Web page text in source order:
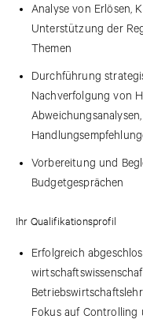
Analyse von Erlösen,
Unterstützung der
Themen
Durchführung
Nachverfolgung von
Vorbereitung und
Budgetgesprächen
Ihr Qualifikationsprofil
Erfolgreich
Fokus auf Controlling